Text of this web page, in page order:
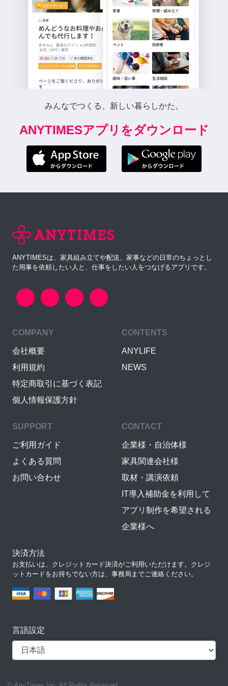
みんなでつくる、新しい暮らしかた。
ANYTIMESアプリをダウンロード
ANYTIMESは、家具組み立てや配送、家事などの日常のちょっとし
た用事を依頼したい人と、仕事をしたい人をつなげるアプリです。
COMPANY
会社概要
利用規約
特定商取引に基づく表記
個人情報保護方針
CONTENTS
ANYLIFE
NEWS
SUPPORT
ご利用ガイド
よくある質問
お問い合わせ
CONTACT
企業様・自治体様
家具関連会社様
取材・講演依頼
IT導入補助金を利用して
アプリ制作を希望される
企業様へ
決済方法
お支払いは、クレジットカード決済がご利用いただけます。クレジ
ットカードをお持ちでない方は、事務局までご連絡ください。
言語設定